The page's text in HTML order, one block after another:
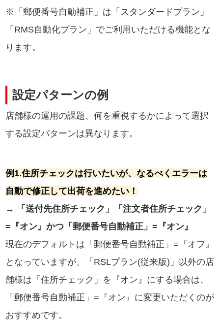
※「郵便番号自動補正」は「スタンダードプラン」
「RMS自動化プラン」でご利用いただける機能とな
ります。
設定パターンの例
店舗様の運用の課題、何を重視するかによって選択
する設定パターンは異なります。
例1.住所チェックは行いたいが、なるべくエラーは
自動で修正して出荷を進めたい！
→
「送付先住所チェック」「注文者住所チェック」
=『オン』かつ「郵便番号自動補正」=『オン』
現在のデフォルトは「郵便番号自動補正」=『オフ』
となっていますが、「RSLプラン(従来版)」以外の店
舗様は「住所チェック」を『オン』にする場合は、
「郵便番号自動補正」=『オン』に変更いただくのが
おすすめです。